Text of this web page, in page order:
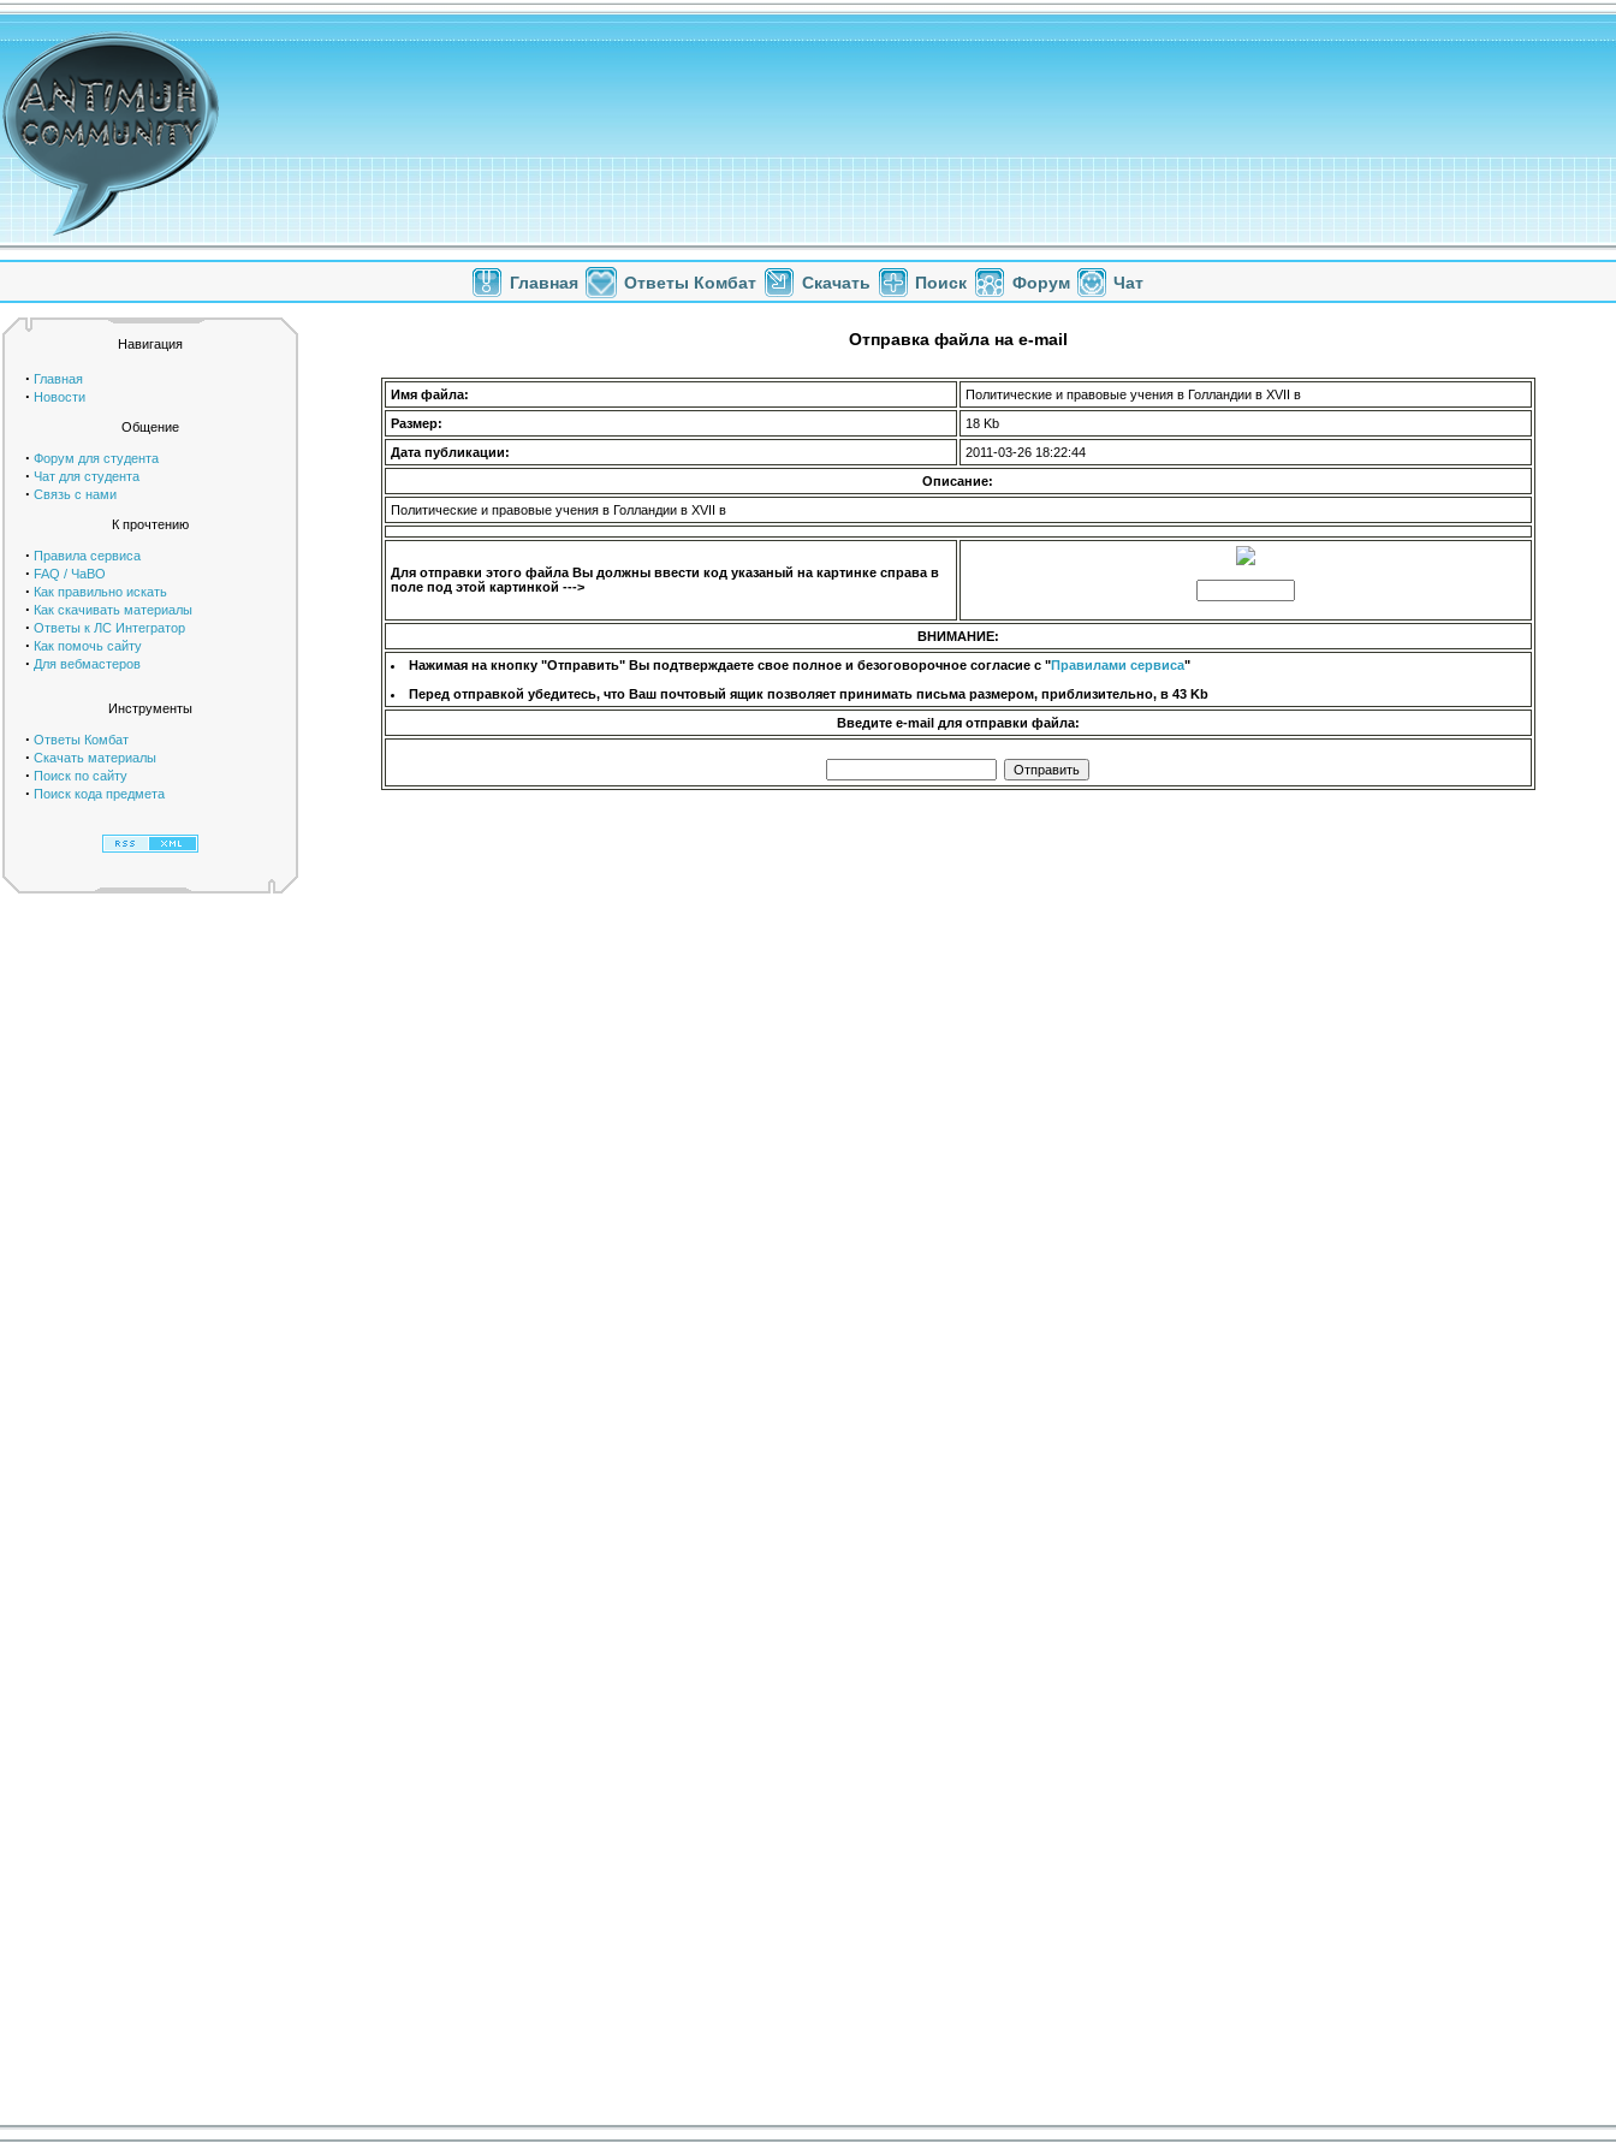
Главная Ответы Комбат Скачать Поиск Форум Чат
Навигация
· Главная
· Новости
Общение
· Форум для студента
· Чат для студента
· Связь с нами
К прочтению
· Правила сервиса
· FAQ / ЧаВО
· Как правильно искать
· Как скачивать материалы
· Ответы к ЛС Интегратор
· Как помочь сайту
· Для вебмастеров
Инструменты
· Ответы Комбат
· Скачать материалы
· Поиск по сайту
· Поиск кода предмета
Отправка файла на e-mail
Имя файла:
Политические и правовые учения в Голландии в XVII в
Размер:
18 Kb
Дата публикации:
2011-03-26 18:22:44
Описание:
Политические и правовые учения в Голландии в XVII в
Для отправки этого файла Вы должны ввести код указаный на картинке справа в
поле под этой картинкой --->
ВНИМАНИЕ:
Нажимая на кнопку "Отправить" Вы подтверждаете свое полное и безоговорочное согласие с "Правилами сервиса"
Перед отправкой убедитесь, что Ваш почтовый ящик позволяет принимать письма размером, приблизительно, в 43 Kb
Введите e-mail для отправки файла: